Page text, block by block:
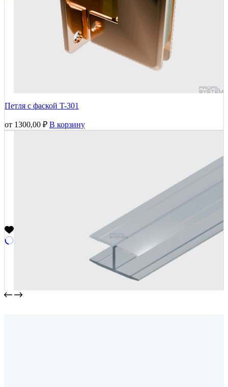
Петля с фаской T-301
от 1300,00 ₽ В корзину